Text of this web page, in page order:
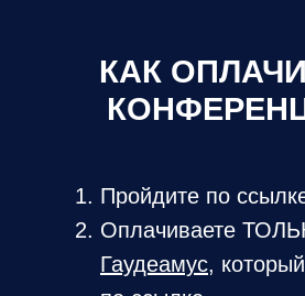
КАК
Пройдите по
Оплачиваете
Гаудеамус,